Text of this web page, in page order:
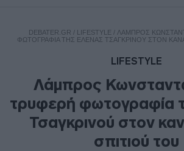
DEBATER.GR / LIFESTYLE / ΛΆΜΠΡΟΣ
ΦΩΤΟΓΡΑΦΊΑ ΤΗΣ ΈΛΕΝΑΣ ΤΣΑΓΚΡΙΝΟΎ ΣΤΟΝ
LIFESTYLE
Λάμπρος
τρυφερή φωτογραφία
Τσαγκρινού στον
σπιτιού του